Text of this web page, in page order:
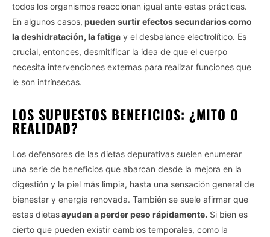
todos los organismos reaccionan igual ante estas prácticas.
En algunos casos, pueden surtir efectos secundarios como
la deshidratación, la fatiga y el desbalance electrolítico. Es
crucial, entonces, desmitificar la idea de que el cuerpo
necesita intervenciones externas para realizar funciones que
le son intrínsecas.
LOS SUPUESTOS BENEFICIOS: ¿MITO O
REALIDAD?
Los defensores de las dietas depurativas suelen enumerar
una serie de beneficios que abarcan desde la mejora en la
digestión y la piel más limpia, hasta una sensación general de
bienestar y energía renovada. También se suele afirmar que
estas dietasayudan a perder peso rápidamente. Si bien es
cierto que pueden existir cambios temporales, como la